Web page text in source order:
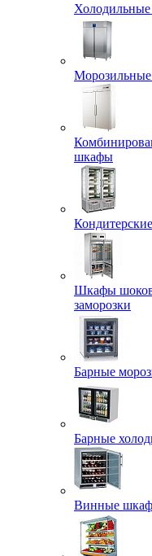
шкафы
Шкафы
заморозки
Барные
Барные
Винные